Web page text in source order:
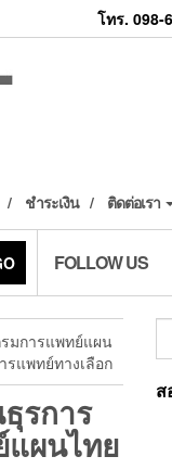
โทร. 098-
ชำระเงิน ติดต่อเรา
FOLLOW US
มการแพทย์แผน
รแพทย์ทางเลือก
รการ
ผนไทย
ส